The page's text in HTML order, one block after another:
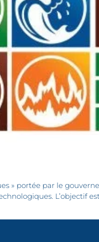
» portée par le
L’objectif